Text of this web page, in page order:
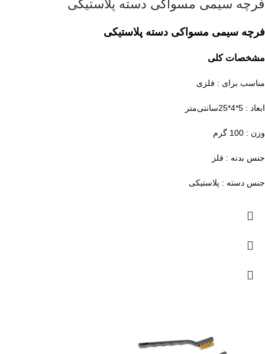
فرچه سیمی مسواکی دسته پلاستیکی
فرچه سیمی مسواکی دسته پلاستیکی
مشخصات کلی
مناسب برای : فلزی
ابعاد : 5*4*25سانتی‌متر
وزن : 100 گرم
جنس بدنه : فلز
جنس دسته : پلاستیکی